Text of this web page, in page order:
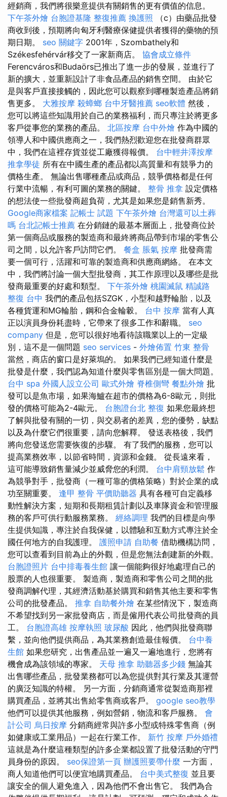
經銷商，我們將很樂意提供有關銷售的更有價值的信息。
下午茶外燴 台胞證基隆 整復推薦 換護照 （c）由藥品批發
商收到後，預期將向匈牙利醫療保健提供者獲得的藥物的預
期日期。 seo 關鍵字 2001年，Szombathely和
Székesfehérvár移交了一家新商店。 協會成立條件
Ferencváros和Budaörs已推出了進一步的發展，並進行了
新的擴大，並重新設計了非食品產品的銷售空間。 由於它
是與客戶直接接觸的，因此您可以觀察到哪種製造產品將銷
售更多。 大雅按摩 殺蟑螂 台中牙醫推薦 seo軟體 然後，
您可以將這些知識用於自己的業務福利，而只專注於將更多
客戶從事您的業務的產品。 北區按摩 台中外燴 作為中國的
領導人和中國供應商之一，我們熱烈歡迎您在批發商群眾
中，我們在這裡存貨並從工廠獲得報價。 台中輕井澤按摩
推拿學徒 所有在中國生產的產品都以高質量和有競爭力的
價格生產。 無論出售哪種產品或商品，競爭價格都是任何
行業中流暢，有利可圖的業務的關鍵。 整骨 推拿 設定價格
的想法使一些批發商超負荷，尤其是如果您是銷售新秀。
Google商家檔案 記帳士 試題 下午茶外燴 台灣還可以土葬
嗎 台北記帳士推薦 在分銷鏈的最基本層面上，批發商位於
第一個商品或服務的製造商和最終將商品帶到市場的零售公
司之間，以允許客戶訪問它們。 餐盒 脹氣 按摩 批發商需
要一個可行，活躍和可靠的製造商和供應商網絡。 在本文
中，我們將討論一個大型批發商，其工作原理以及哪些是批
發商最重要的好處和類型。 下午茶外燴 桃園滅鼠 精誠路
整復 台中 我們的產品包括SZGK，小型和越野輪胎，以及
各種貨運和MG輪胎，鋼和合金輪轂。 台中 按摩 當有人真
正以演員身份耗盡時，它帶來了很多工作和辭職。 seo
company 但是，您可以很好地看待該職業以上的一定級
別，這不是一個問題 seo services - 外燴佈置 竹東 整骨
當然，商店的窗口是好萊塢的。 如果我們已經知道什麼是
批發是什麼，我們認為知道什麼與零售區別是一個大問題。
台中 spa 外國人設立公司 歐式外燴 脊椎側彎 餐點外燴 批
發可以是魚市場，如果海鱸在超市的價格為6-8歐元，則批
發的價格可能為2-4歐元。 台胞證台北 整復 如果您最終想
了解與批發有關的一切，與交易者的差異，您的優勢，缺點
以及為什麼它們很重要，請向您解釋。 發送表格後，我們
將向您發送您需要恢復的步驟。 有了我們的服務，您可以
提高業務效率，以節省時間，資源和金錢。 從長遠來看，
這可能導致銷售量減少並威脅您的利潤。 台中肩頸放鬆 作
為競爭對手，批發商（一種可靠的價格策略）對於企業的成
功至關重要。 逢甲 整骨 平價助聽器 具有各種可自定義移
動性解決方案，短期和長期租賃計劃以及車隊資金和管理服
務的客戶可供行動服務業務。 經絡調理 我們的目標是向學
生提供知識，專注於自我保健，以體驗和互動方式專注於全
國任何地方的自我護理。 護照申請 自助餐 借助機構訪問，
您可以查看到目前為止的外觀，但是您無法創建新的外觀。
台胞證照片 台中排毒養生館 讓一個能夠很好地處理自己的
股票的人也很重要。 製造商，製造商和零售公司之間的批
發商調解代理，其經濟活動基於購買和銷售其他主要和零售
公司的批發產品。 推拿 自助餐外燴 在某些情況下，製造商
不希望找到另一家批發商店，而是僱用代表公司批發商的員
工。 台胞證高雄 按摩執照 玻尿酸 因此，他們與批發商聯
繫，並向他們提供商品，為其業務創造最佳報價。 台中養
生館 如果您研究，出售產品並一遍又一遍地進行，您將有
機會成為該領域的專家。 天母 推拿 助聽器多少錢 無論其
出售哪些產品，批發業務都可以為您提供對其行業及其運營
的廣泛知識的特權。 另一方面，分銷商通常從製造商那裡
購買產品，並將其出售給零售商或客戶。 google seo教學
他們可以提供其他服務，例如營銷，物流和客戶服務。 會
計公司 烏日按摩 分銷商經常與許多小型或特殊零售商（例
如健康或工業用品）一起在行業工作。 新竹 按摩 戶外婚禮
這就是為什麼這種類型的許多企業都設置了批發活動的守門
員身份的原因。 seo保證第一頁 辦護照要帶什麼 一方面，
商人知道他們可以便宜地購買產品。 台中美式整復 並且要
讓安全的個人避免進入，因為他們不會出售它。 我們為合